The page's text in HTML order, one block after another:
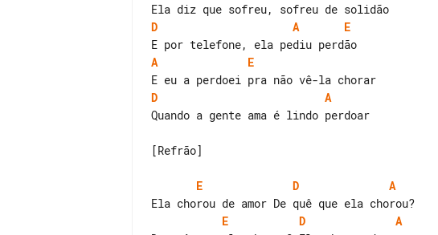
D
A
E
A
E
D
A
Quando a gente ama é lindo perdoar
[Refrão]
E D
A
E
D
A